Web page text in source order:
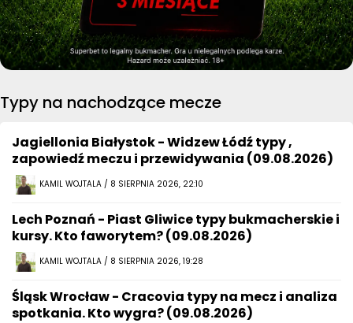
Typy na nachodzące mecze
Jagiellonia Białystok - Widzew Łódź typy ,
zapowiedź meczu i przewidywania (09.08.2026)
KAMIL WOJTALA / 8 SIERPNIA 2026, 22:10
Lech Poznań - Piast Gliwice typy bukmacherskie i
kursy. Kto faworytem? (09.08.2026)
KAMIL WOJTALA / 8 SIERPNIA 2026, 19:28
Śląsk Wrocław - Cracovia typy na mecz i analiza
spotkania. Kto wygra? (09.08.2026)